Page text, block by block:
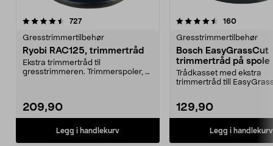
727anmeldelser
Gresstrimmertilbehør
Ryobi RAC125, trimmertråd
Ekstra trimmertråd til
gresstrimmeren. Trimmerspoler, 3
209,90
Legg i handlekurv
4.5 av 5 stjerner 160
Gresstrimmertilbehør
Bosch EasyGrassCut
trimmertråd på spole
Trådkasset med ekstra
trimmertråd till
129,90
Legg i handlekurv
3.5 av 5 stjerner